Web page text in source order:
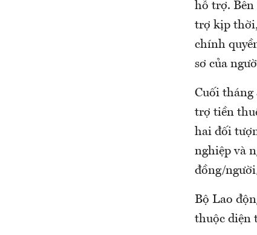
hỗ trợ. Bên
trợ kịp
chính
sơ của
Cuối tháng
trợ tiền
hai đối
nghiệp và
đồng/
Bộ Lao
thuộc diện